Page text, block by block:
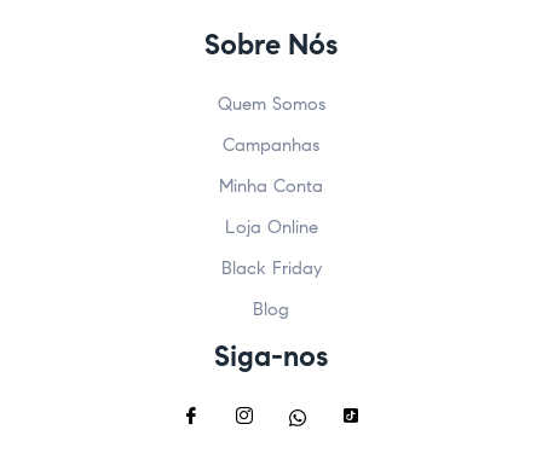
Sobre Nós
Quem Somos
Campanhas
Minha Conta
Loja Online
Black Friday
Blog
Siga-nos